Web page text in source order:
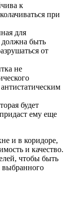
к
при
для
должна быть
от
не
будет
ему еще
и в коридоре,
и качество.
чтобы быть
выбранного